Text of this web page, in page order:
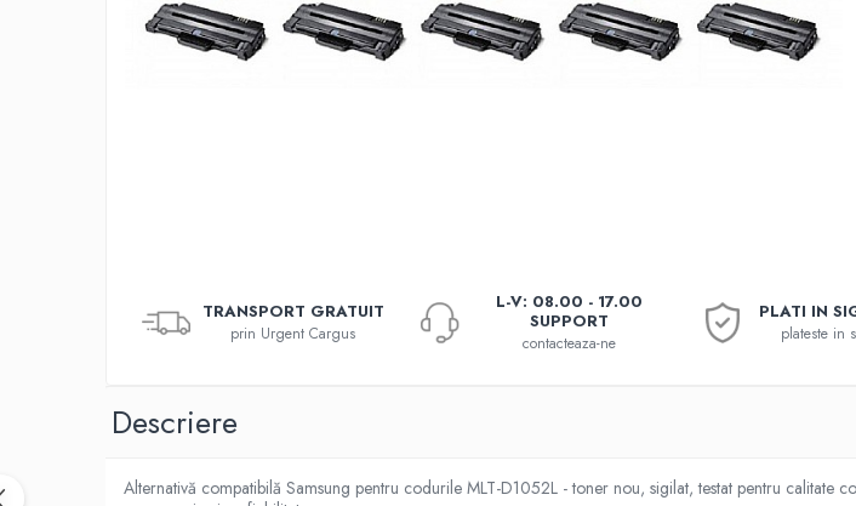
TRANSPORT GRATUIT
prin Urgent Cargus
L-V: 08.00 - 17.00
SUPPORT
contacteaza-ne
PLATI IN
plateste in
Descriere
Alternativă compatibilă Samsung pentru codurile MLT-D1052L - toner nou, sigilat, testat pentru calitate